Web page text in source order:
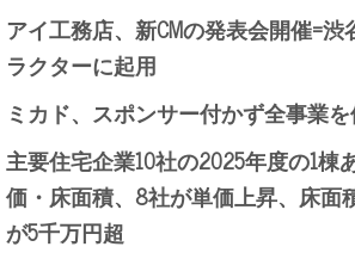
アイ工務店、新CMの発表会開催=
ラクターに起用
ミカド、スポンサー付かず全事業
主要住宅企業10社の2025年度の1棟
価・床面積、8社が単価上昇、床面
が5千万円超